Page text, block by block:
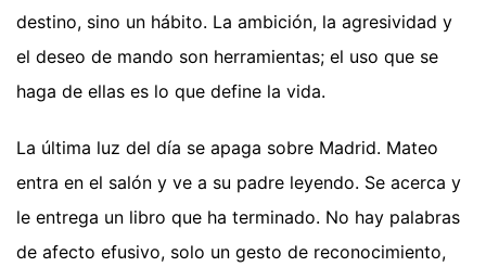
destino, sino un hábito. La ambición, la agresividad y
el deseo de mando son herramientas; el uso que se
haga de ellas es lo que define la vida.
La última luz del día se apaga sobre Madrid. Mateo
entra en el salón y ve a su padre leyendo. Se acerca y
le entrega un libro que ha terminado. No hay palabras
de afecto efusivo, solo un gesto de reconocimiento,